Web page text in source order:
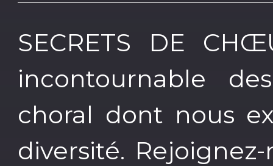
SECRETS DE
incontournable
choral dont nous
diversité.